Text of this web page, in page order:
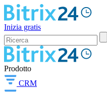
Inizia gratis
Prodotto
CRM